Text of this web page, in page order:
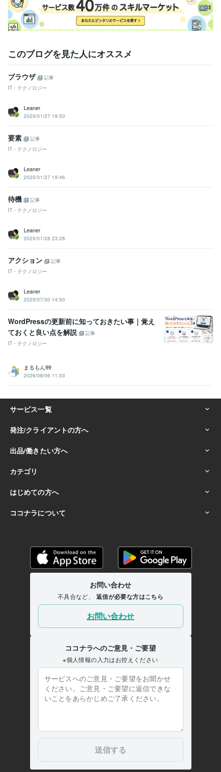
このブログを見た人にオススメ
ブラウザ
記事
IT・テクノロジー
Leaner
2025/01/27 19:50
要素
記事
IT・テクノロジー
Leaner
2025/01/27 19:46
待機
記事
IT・テクノロジー
Leaner
2025/01/28 23:28
アクション
記事
IT・テクノロジー
Leaner
2025/07/30 14:50
WordPressの更新前に知っておきたい事｜覚え
ておくと良い点を解説
記事
IT・テクノロジー
まるもん99
2026/08/06 11:03